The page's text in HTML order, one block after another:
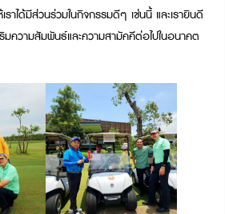
ได้มีส่วนร่วมในกิจกรรมดีๆ เช่นนี้ และเรายินดี
ความสัมพันธ์และความสามัคคีต่อไปในอนาคต